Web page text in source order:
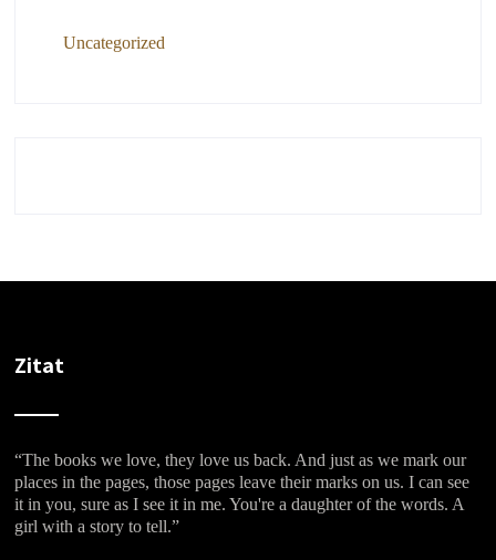
Uncategorized
Zitat
“The books we love, they love us back. And just as we mark our
places in the pages, those pages leave their marks on us. I can see
it in you, sure as I see it in me. You're a daughter of the words. A
girl with a story to tell.”